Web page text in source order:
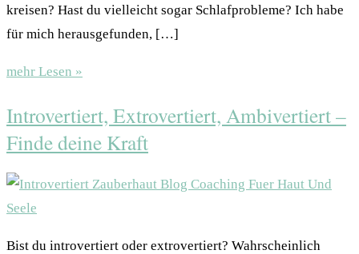
kreisen? Hast du vielleicht sogar Schlafprobleme? Ich habe
für mich herausgefunden, […]
mehr Lesen »
Introvertiert, Extrovertiert, Ambivertiert –
Finde deine Kraft
Bist du introvertiert oder extrovertiert? Wahrscheinlich